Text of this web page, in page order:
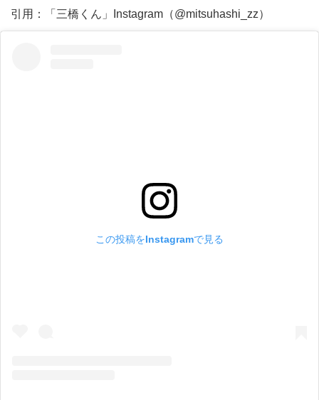
引用：「三橋くん」Instagram（@mitsuhashi_zz）
この投稿をInstagramで見る